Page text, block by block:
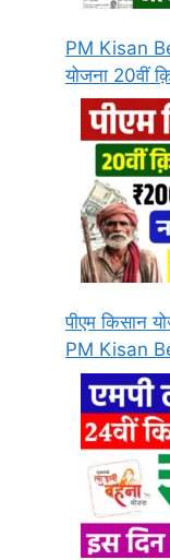
PM Kisan
योजना 20वीं
पीएम किसान
PM Kisan